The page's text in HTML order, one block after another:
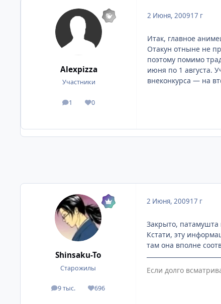
Alexpizza
Участники
1
посты 0
Репутация
2 Июня, 200917 г
Итак, главное
Отакун отныне не
поэтому помимо
июня по 1 августа.
внеконкурса — на
Shinsaku-To
Старожилы
9 тыс.
посты 696
Репутация
2 Июня, 200917 г
Закрыто, патамушта
Кстати, эту
там она вполне
Если долго